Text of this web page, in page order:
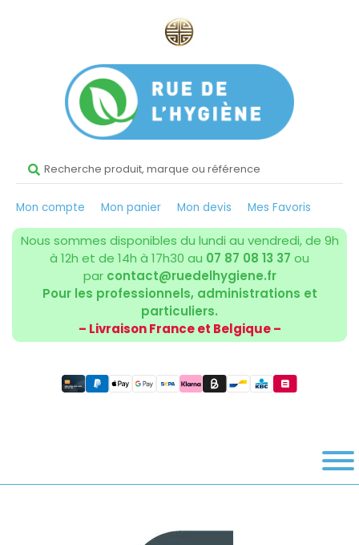
Mon compte Mon panier Mon devis Mes Favoris
Nous sommes disponibles du lundi au vendredi, de 9h
à 12h et de 14h à 17h30 au 07 87 08 13 37 ou
par contact@ruedelhygiene.fr
Pour les professionnels, administrations et
particuliers.
– Livraison France et Belgique –